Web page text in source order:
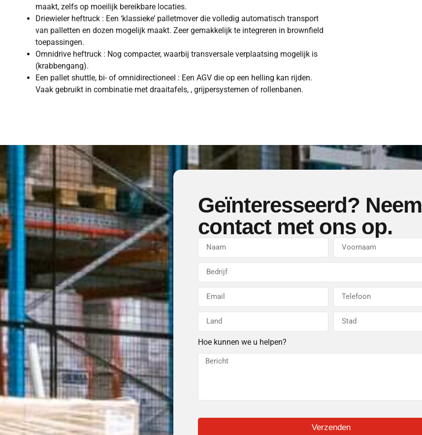
maakt, zelfs op moeilijk bereikbare locaties.
Driewieler heftruck : Een ‘klassieke’ palletmover die volledig automatisch transport
van palletten en dozen mogelijk maakt. Zeer gemakkelijk te integreren in brownfield
toepassingen.
Omnidrive heftruck : Nog compacter, waarbij transversale verplaatsing mogelijk is
(krabbengang).
Een pallet shuttle, bi- of omnidirectioneel : Een AGV die op een helling kan rijden.
Vaak gebruikt in combinatie met draaitafels, , grijpersystemen of rollenbanen.
Geïnteresseerd? Neem
contact met ons op.
Hoe kunnen we u helpen?
Verzenden